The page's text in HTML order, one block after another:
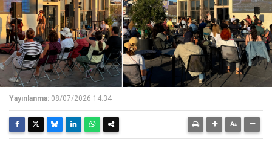
Yayınlanma: 08/07/2026 14:34